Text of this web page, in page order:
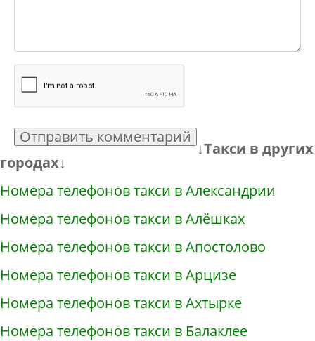
Отправить комментарий
↓Такси в других
городах↓
Номера телефонов такси в Александрии
Номера телефонов такси в Алёшках
Номера телефонов такси в Апостолово
Номера телефонов такси в Арцизе
Номера телефонов такси в Ахтырке
Номера телефонов такси в Балаклее